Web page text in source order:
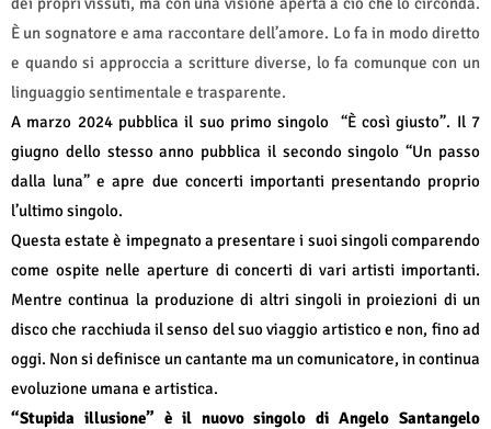
È un sognatore e ama raccontare dell’amore. Lo fa in modo diretto
e quando si approccia a scritture diverse, lo fa comunque con un
linguaggio sentimentale e trasparente.
A marzo 2024 pubblica il suo primo singolo
“È così giusto”. Il 7
giugno dello stesso anno pubblica il secondo singolo “Un passo
dalla luna” e apre due concerti importanti presentando proprio
l’ultimo singolo.
Questa estate è impegnato a presentare i suoi singoli comparendo
come ospite nelle aperture di concerti di vari artisti importanti.
Mentre continua la produzione di altri singoli in proiezioni di un
disco che racchiuda il senso del suo viaggio artistico e non, fino ad
oggi. Non si definisce un cantante ma un comunicatore, in continua
evoluzione umana e artistica.
“Stupida illusione” è il nuovo singolo di Angelo Santangelo